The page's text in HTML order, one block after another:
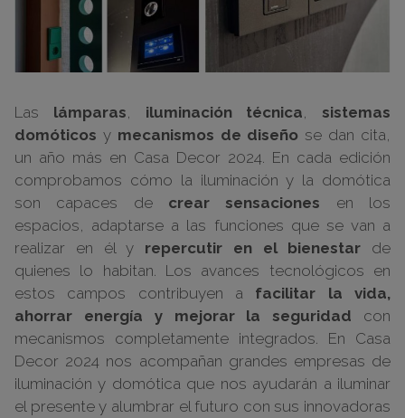
Las lámparas iluminación técnica
sistemas
domóticos y mecanismos de diseño se dan cita,
un año más en Casa Decor 2024. En cada edición
comprobamos cómo la iluminación y la domótica
son capaces de crear sensaciones en los
espacios, adaptarse a las funciones que se van a
realizar en él y repercutir en el bienestar de
quienes lo habitan. Los avances tecnológicos en
estos campos contribuyen a facilitar la vida,
ahorrar energía y mejorar la seguridad con
mecanismos completamente integrados. En Casa
Decor 2024 nos acompañan grandes empresas de
iluminación y domótica que nos ayudarán a iluminar
el presente y alumbrar el futuro con sus innovadoras